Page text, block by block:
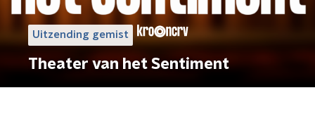
Uitzending gemist
Theater van het Sentiment